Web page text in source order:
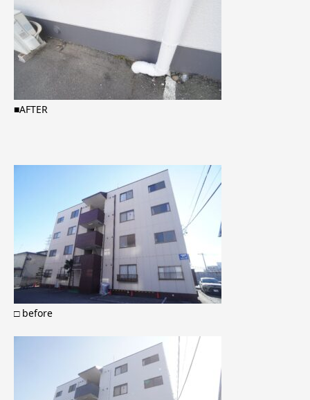
■AFTER
□ before